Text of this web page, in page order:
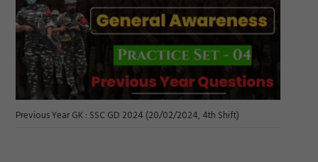
Previous Year GK : SSC GD 2024 (20/02/2024, 4th Shift)